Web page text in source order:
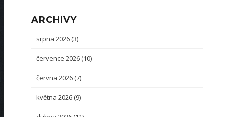
ARCHIVY
srpna 2026 (3)
července 2026 (10)
června 2026 (7)
května 2026 (9)